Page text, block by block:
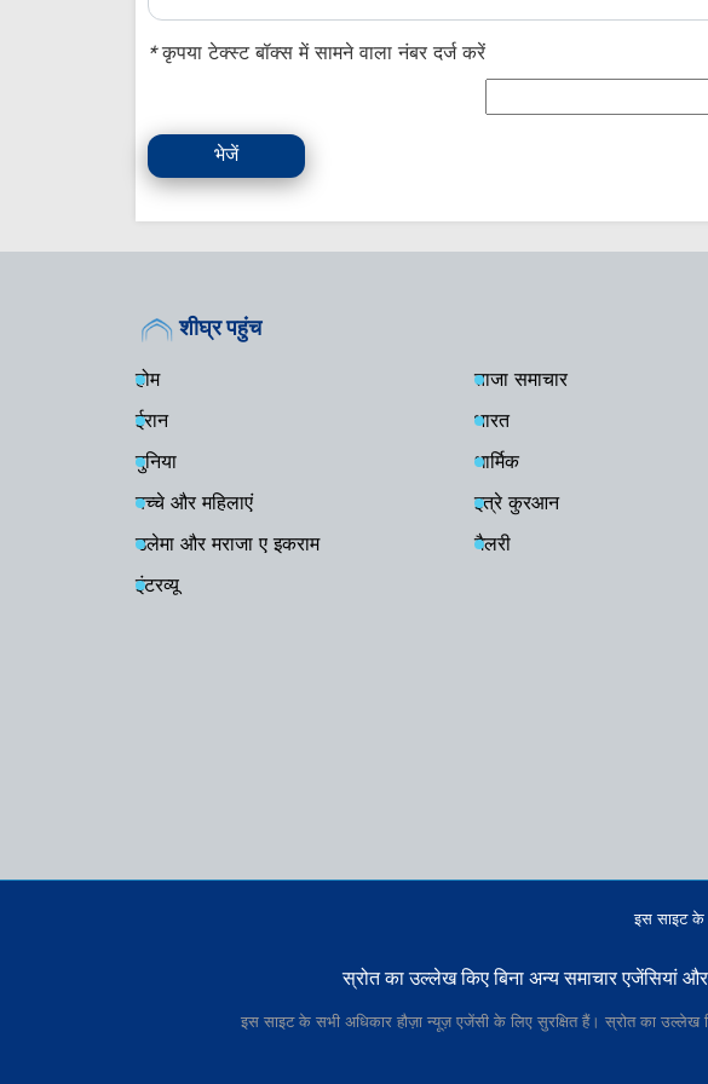
*कृपया टेक्स्ट बॉक्स में सामने वाला नंबर दर्ज करें
भेजें
शीघ्र पहुंच
होम
ताजा समाचार
ईरान
भारत
दुनिया
धार्मिक
बच्चे और महिलाएं
इत्रे कुरआन
उलेमा और मराजा ए इकराम
गैलरी
इंटरव्यू
इस साइट के
स्रोत का उल्लेख किए बिना अन्य समाचार एजेंसियां
इस साइट के सभी अधिकार हौज़ा न्यूज़ एजेंसी के लिए सुरक्षित हैं। स्रोत का उल्लेख